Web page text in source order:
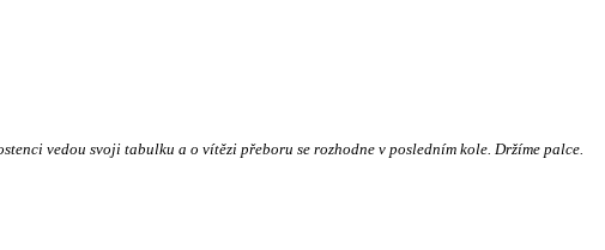
vedou svoji tabulku a o vítězi přeboru se rozhodne v posledním kole. Držíme palce.